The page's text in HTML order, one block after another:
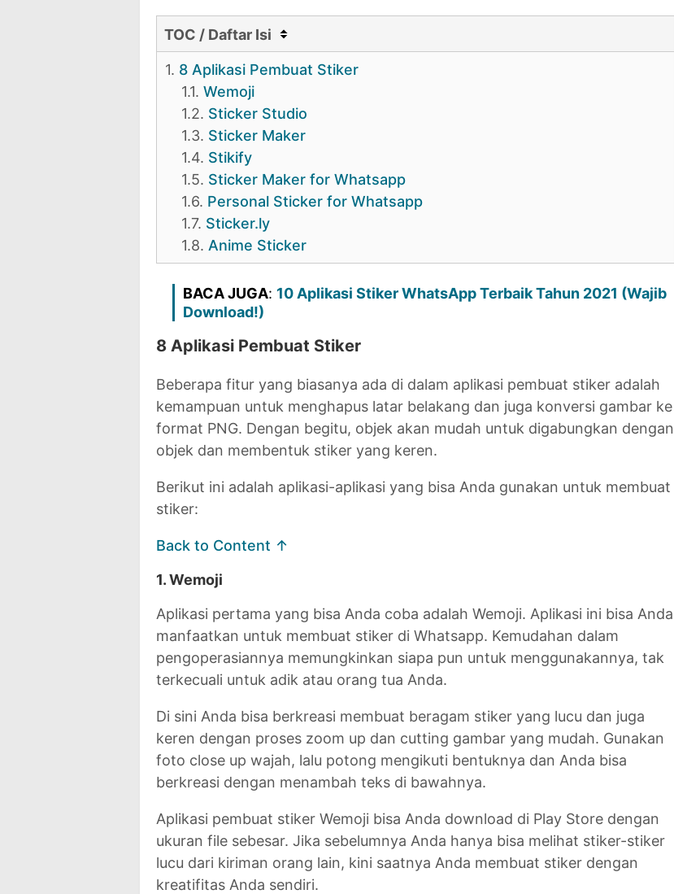
TOC / Daftar Isi
1. 8 Aplikasi Pembuat Stiker
1.1. Wemoji
1.2. Sticker Studio
1.3. Sticker Maker
1.4. Stikify
1.5. Sticker Maker for Whatsapp
1.6. Personal Sticker for Whatsapp
1.7. Sticker.ly
1.8. Anime Sticker
BACA JUGA: 10 Aplikasi Stiker WhatsApp Terbaik Tahun 2021 (Wajib
Download!)
8 Aplikasi Pembuat Stiker
Beberapa fitur yang biasanya ada di dalam aplikasi pembuat stiker adalah
kemampuan untuk menghapus latar belakang dan juga konversi gambar ke
format PNG. Dengan begitu, objek akan mudah untuk digabungkan dengan
objek dan membentuk stiker yang keren.
Berikut ini adalah aplikasi-aplikasi yang bisa Anda gunakan untuk membuat
stiker:
Back to Content ↑
1. Wemoji
Aplikasi pertama yang bisa Anda coba adalah Wemoji. Aplikasi ini bisa Anda
manfaatkan untuk membuat stiker di Whatsapp. Kemudahan dalam
pengoperasiannya memungkinkan siapa pun untuk menggunakannya, tak
terkecuali untuk adik atau orang tua Anda.
Di sini Anda bisa berkreasi membuat beragam stiker yang lucu dan juga
keren dengan proses zoom up dan cutting gambar yang mudah. Gunakan
foto close up wajah, lalu potong mengikuti bentuknya dan Anda bisa
berkreasi dengan menambah teks di bawahnya.
Aplikasi pembuat stiker Wemoji bisa Anda download di Play Store dengan
ukuran file sebesar. Jika sebelumnya Anda hanya bisa melihat stiker-stiker
lucu dari kiriman orang lain, kini saatnya Anda membuat stiker dengan
kreatifitas Anda sendiri.